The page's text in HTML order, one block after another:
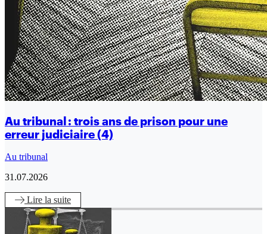
Au tribunal : trois ans de prison pour une
erreur judiciaire (4)
Au tribunal
31.07.2026
Lire la suite